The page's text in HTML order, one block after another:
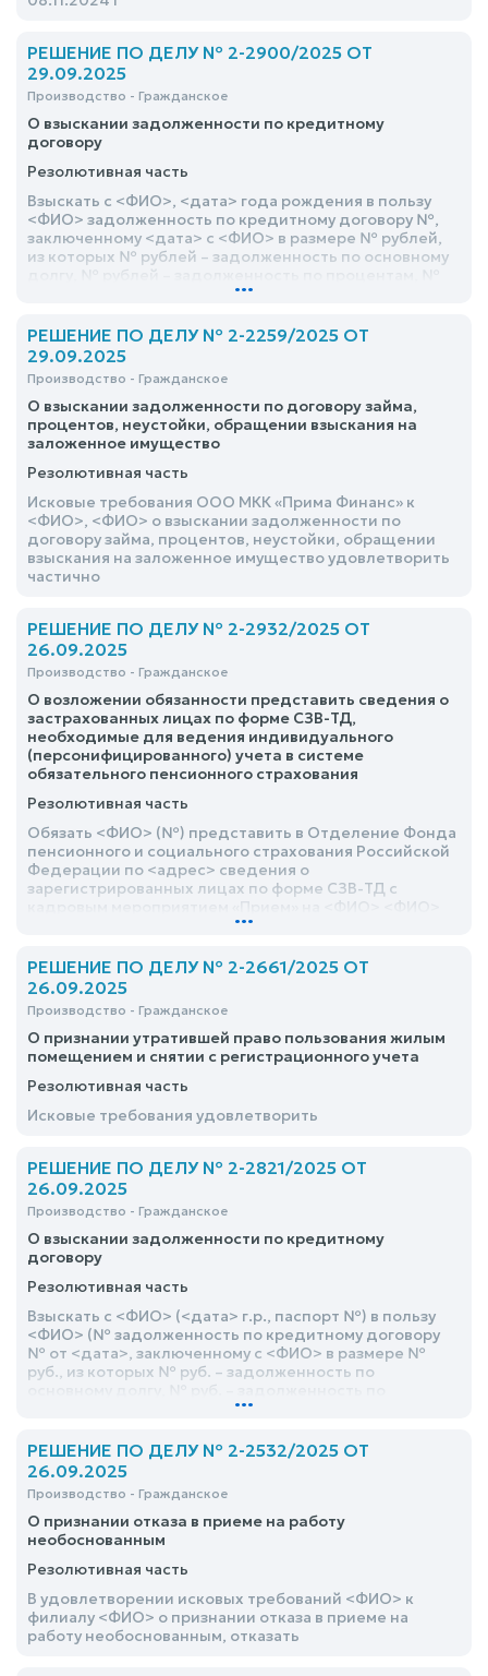
РЕШЕНИЕ ПО ДЕЛУ № 2-2900/2025 ОТ
29.09.2025
Производство - Гражданское
О взыскании задолженности по кредитному
договору
Резолютивная часть
Взыскать с <ФИО>, <дата> года рождения в пользу
<ФИО> задолженность по кредитному договору №,
заключенному <дата> с <ФИО> в размере № рублей,
из которых № рублей – задолженность по основному
рублей задолженность по процентам на
...
РЕШЕНИЕ ПО ДЕЛУ № 2-2259/2025 ОТ
29.09.2025
Производство - Гражданское
О взыскании задолженности по договору займа,
процентов, неустойки, обращении взыскания на
заложенное имущество
Резолютивная часть
Исковые требования ООО МКК «Прима Финанс» к
<ФИО>, <ФИО> о взыскании задолженности по
договору займа, процентов, неустойки, обращении
взыскания на заложенное имущество удовлетворить
частично
РЕШЕНИЕ ПО ДЕЛУ № 2-2932/2025 ОТ
26.09.2025
Производство - Гражданское
О возложении обязанности представить сведения о
застрахованных лицах по форме СЗВ-ТД,
необходимые для ведения индивидуального
(персонифицированного) учета в системе
обязательного пенсионного страхования
Резолютивная часть
Обязать <ФИО> (№) представить в Отделение Фонда
пенсионного и социального страхования Российской
Федерации по <адрес> сведения о
зарегистрированных лицах по форме СЗВ-ТД с
кадровым мероприятием «Прием» на <ФИО> <ФИО>
№ Ответчик вправе подать в суд, принявший заочное
течение семи дней со дня вручения ему копии этого
решения
...
РЕШЕНИЕ ПО ДЕЛУ № 2-2661/2025 ОТ
26.09.2025
Производство - Гражданское
О признании утратившей право пользования жилым
помещением и снятии с регистрационного учета
Резолютивная часть
Исковые требования удовлетворить
РЕШЕНИЕ ПО ДЕЛУ № 2-2821/2025 ОТ
26.09.2025
Производство - Гражданское
О взыскании задолженности по кредитному
договору
Резолютивная часть
Взыскать с <ФИО> (<дата> г.р., паспорт №) в пользу
<ФИО> (№ задолженность по кредитному договору
№ от <дата>, заключенному с <ФИО> в размере №
руб., из которых № руб. – задолженность по
процентам, № руб. задолженность по штрафам,
...
РЕШЕНИЕ ПО ДЕЛУ № 2-2532/2025 ОТ
26.09.2025
Производство - Гражданское
О признании отказа в приеме на работу
необоснованным
Резолютивная часть
В удовлетворении исковых требований <ФИО> к
филиалу <ФИО> о признании отказа в приеме на
работу необоснованным, отказать